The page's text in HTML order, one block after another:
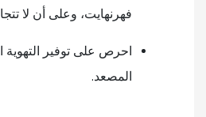
فهرنهايت، وعلى أن لا تتجاوز
احرص على توفير التهوية
المصعد.